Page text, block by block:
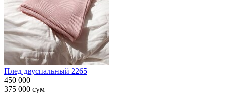
Плед двуспальный 2265
450 000
375 000 сум